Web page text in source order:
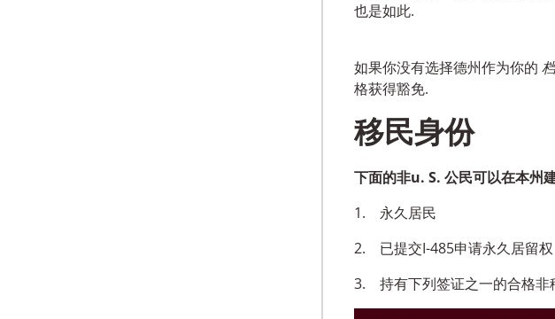
也是如此.
如果你没有选择德州作为你的
格获得豁免.
移民身份
下面的非u. S. 公民可以在本州
1. 永久居民
2. 已提交I-485申请永久居留
3. 持有下列签证之一的合格非